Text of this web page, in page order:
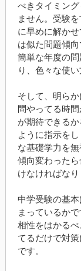
べきタイミン
ません。受験
に早めに解か
は似た問題傾
簡単な年度の
り、色々な使
そして、明ら
問やってる時
が期待できる
ように指示を
な基礎学力を
傾向変わった
けなければなり
中学受験の基
まっているか
相性をはかる
てるだけで対
です。